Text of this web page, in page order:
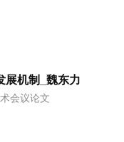
展机制_魏东力
会议论文